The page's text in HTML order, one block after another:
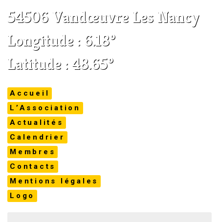
54506 Vandœuvre Les Nancy
Longitude : 6.18°
Latitude : 48.65°
Accueil
L’Association
Actualités
Calendrier
Membres
Contacts
Mentions légales
Logo